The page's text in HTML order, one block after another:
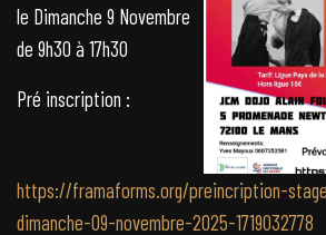
le Dimanche 9 Novembre
de 9h30 à 17h30
Pré inscription :
https://framaforms.org/preincription-
dimanche-09-novembre-2025-1719032778